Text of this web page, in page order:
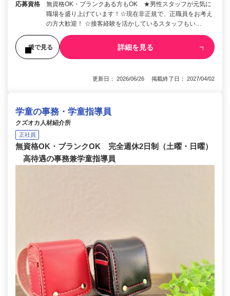
応募資格
無資格OK・ブランクある方もOK ★男性スタッフが元気に
職場を盛り上げています！☆現在非正規で、正職員をお考え
の方大歓迎！ ☆接客経験を活かしているスタッフもい…
後で見る 詳細を見る
更新日： 2026/06/26 掲載終了日： 2027/04/02
学童の事務・学童指導員
クズオカ人材紹介所
正社員
無資格OK・ブランクOK 完全週休2日制（土曜・日曜）
高待遇の事務兼学童指導員